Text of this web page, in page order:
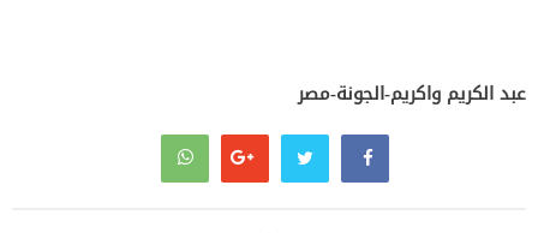
عبد الكريم واكريم-الجونة-مصر